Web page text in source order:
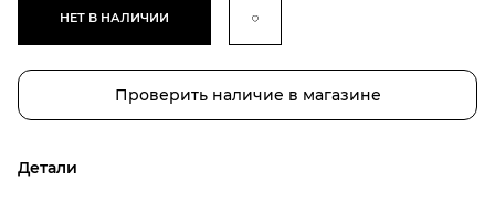
НЕТ В НАЛИЧИИ
Проверить наличие в магазине
Детали